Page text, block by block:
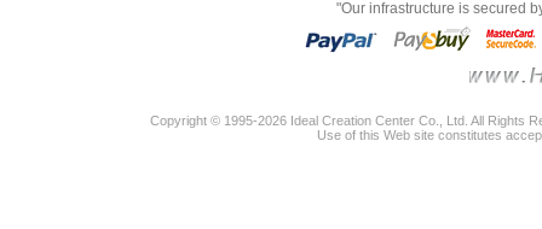
"Our infrastructure is secured
Copyright © 1995-2026 Ideal Creation Center Co., Ltd. All Rights
Use of this Web site constitutes